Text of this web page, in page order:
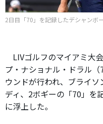
2日目「70」を記録したデシャンボ
LIVゴルフのマイアミ大
プ・ナショナル・ドラル
ウンドが行われ、ブライ
ディ、2ボギーの「70」を
に浮上した。